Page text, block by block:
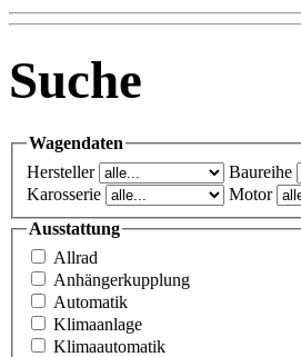
Suche
Wagendaten
Hersteller
Baureihe
Karosserie
Motor
Ausstattung
Allrad
Anhängerkupplung
Automatik
Klimaanlage
Klimaautomatik